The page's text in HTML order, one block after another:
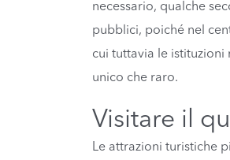
necessario, qualche
pubblici, poiché nel
cui tuttavia le
unico che raro.
Visitare il
Le attrazioni turistiche